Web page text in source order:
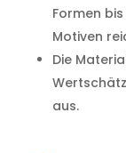
Formen
Motiven
Die
aus.